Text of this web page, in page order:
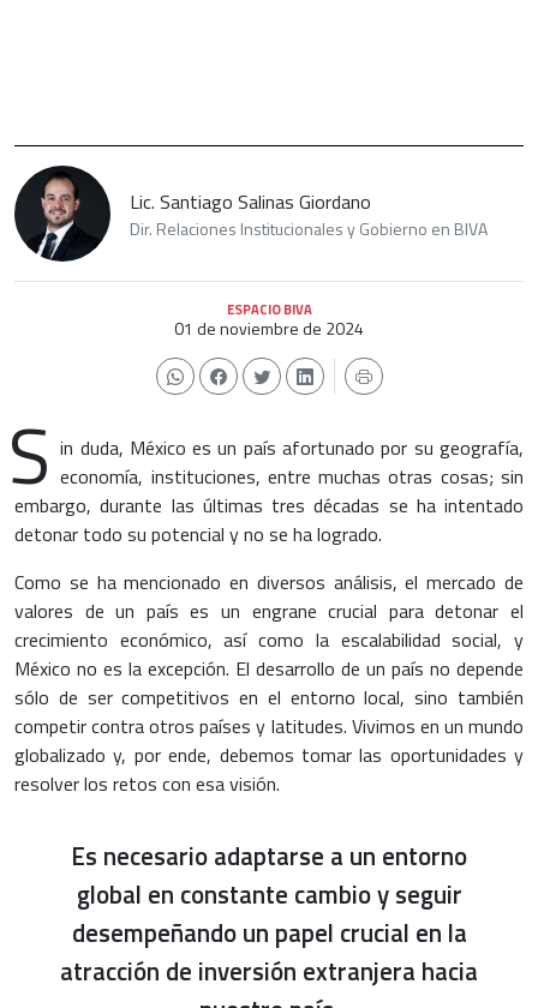
Lic. Santiago Salinas Giordano
Dir. Relaciones Institucionales y Gobierno en BIVA
ESPACIO BIVA
01 de noviembre de 2024
S in duda, México es un país afortunado por su geografía,
economía, instituciones, entre muchas otras cosas; sin
embargo, durante las últimas tres décadas se ha intentado
detonar todo su potencial y no se ha logrado.
Como se ha mencionado en diversos análisis, el mercado de
valores de un país es un engrane crucial para detonar el
crecimiento económico, así como la escalabilidad social, y
México no es la excepción. El desarrollo de un país no depende
sólo de ser competitivos en el entorno local, sino también
competir contra otros países y latitudes. Vivimos en un mundo
globalizado y, por ende, debemos tomar las oportunidades y
resolver los retos con esa visión.
Es necesario adaptarse a un entorno
global en constante cambio y seguir
desempeñando un papel crucial en la
atracción de inversión extranjera hacia